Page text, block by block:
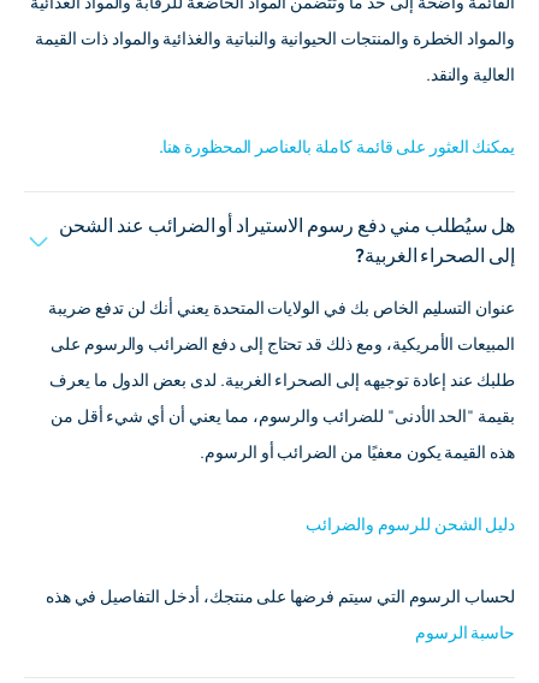
والمواد الخطرة والمنتجات الحيوانية والنباتية والغذائية والمواد ذات القيمة
العالية والنقد.
يمكنك العثور على قائمة كاملة بالعناصر المحظورة هنا.
هل سيُطلب مني دفع رسوم الاستيراد أو الضرائب عند الشحن
إلى الصحراء الغربية?
عنوان التسليم الخاص بك في الولايات المتحدة يعني أنك لن تدفع ضريبة
المبيعات الأمريكية، ومع ذلك قد تحتاج إلى دفع الضرائب والرسوم على
طلبك عند إعادة توجيهه إلى الصحراء الغربية. لدى بعض الدول ما يعرف
بقيمة "الحد الأدنى" للضرائب والرسوم، مما يعني أن أي شيء أقل من
هذه القيمة يكون معفيًا من الضرائب أو الرسوم.
دليل الشحن للرسوم والضرائب
لحساب الرسوم التي سيتم فرضها على منتجك، أدخل التفاصيل في هذه
حاسبة الرسوم